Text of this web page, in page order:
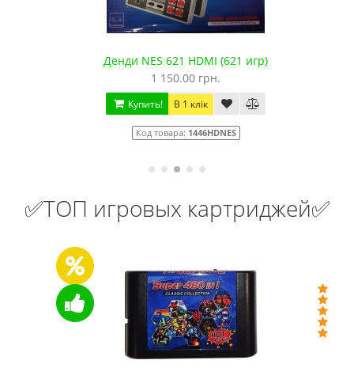
Денди NES 621 HDMI (621 игр)
1 150.00 грн.
Купить! В 1 клік
Код товара:1446HDNES
✅ТОП игровых картриджей✅